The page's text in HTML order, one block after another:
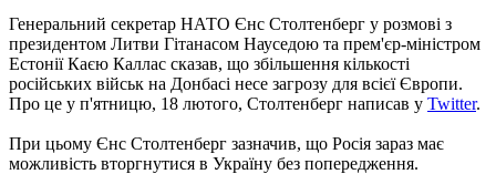
Генеральний секретар НАТО Єнс Столтенберг у розмові з
президентом Литви Гітанасом Науседою та прем'єр-міністром
Естонії Каєю Каллас сказав, що збільшення кількості
російських військ на Донбасі несе загрозу для всієї Європи.
Про це у п'ятницю, 18 лютого, Столтенберг написав у Twitter.
При цьому Єнс Столтенберг зазначив, що Росія зараз має
можливість вторгнутися в Україну без попередження.